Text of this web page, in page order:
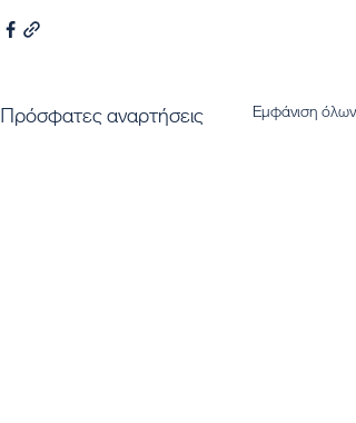
Πρόσφατες αναρτήσεις Εμφάνιση όλων